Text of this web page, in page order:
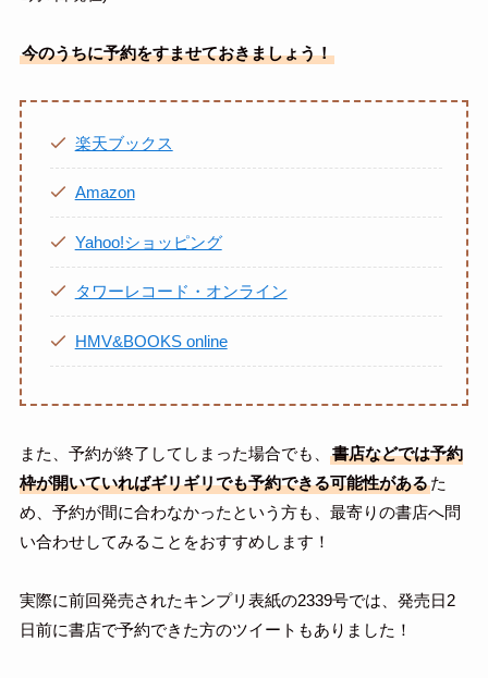
今のうちに予約をすませておきましょう！
楽天ブックス
Amazon
Yahoo!ショッピング
タワーレコード・オンライン
HMV&BOOKS online
また、予約が終了してしまった場合でも、
書店などでは予約
枠が開いていればギリギリでも予約できる可能性があるた
め、予約が間に合わなかったという方も、最寄りの書店へ問
い合わせしてみることをおすすめします！
実際に前回発売されたキンプリ表紙の2339号では、発売日2
日前に書店で予約できた方のツイートもありました！